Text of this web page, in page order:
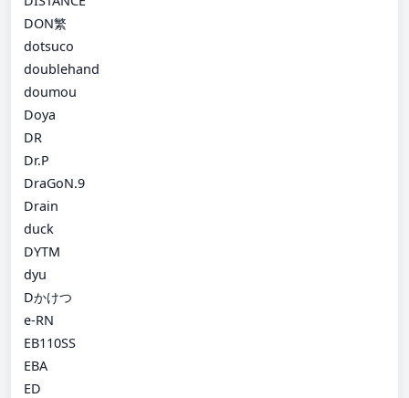
DON繁
dotsuco
doublehand
doumou
Doya
DR
Dr.P
DraGoN.9
Drain
duck
DYTM
dyu
Dかけつ
e-RN
EB110SS
EBA
ED